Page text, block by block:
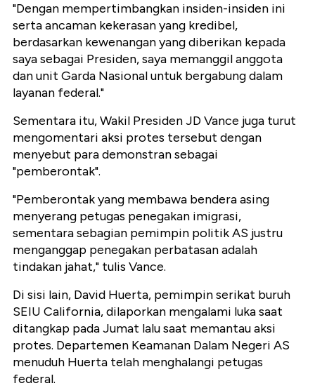
"Dengan mempertimbangkan insiden-insiden ini
serta ancaman kekerasan yang kredibel,
berdasarkan kewenangan yang diberikan kepada
saya sebagai Presiden, saya memanggil anggota
dan unit Garda Nasional untuk bergabung dalam
layanan federal."
Sementara itu, Wakil Presiden JD Vance juga turut
mengomentari aksi protes tersebut dengan
menyebut para demonstran sebagai
"pemberontak".
"Pemberontak yang membawa bendera asing
menyerang petugas penegakan imigrasi,
sementara sebagian pemimpin politik AS justru
menganggap penegakan perbatasan adalah
tindakan jahat," tulis Vance.
Di sisi lain, David Huerta, pemimpin serikat buruh
SEIU California, dilaporkan mengalami luka saat
ditangkap pada Jumat lalu saat memantau aksi
protes. Departemen Keamanan Dalam Negeri AS
menuduh Huerta telah menghalangi petugas
federal.